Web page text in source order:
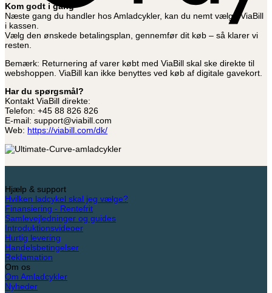
Kom godt i gang
Næste gang du handler hos Amladcykler, kan du nemt vælge ViaBill
i kassen.
Vælg den ønskede betalingsplan, gennemfør dit køb – så klarer vi
resten.
Bemærk: Returnering af varer købt med ViaBill skal ske direkte til
webshoppen. ViaBill kan ikke benyttes ved køb af digitale gavekort.
Har du spørgsmål?
Kontakt ViaBill direkte:
Telefon: +45 88 826 826
E-mail: support@viabill.com
Web: https://viabill.com/dk/
Hjælp & support
Hvilken ladcykel skal jeg vælge?
Finansiering - Rentefrit
Samlevejledninger og guides
Introduktionsvideoer
Hurtig levering
Handelsbetingelser
Reklamation
Om os
Om Amladcykler
Nyheder